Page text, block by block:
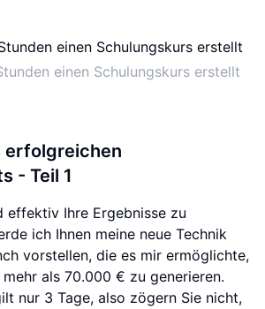
einen Schulungskurs erstellt
erfolgreichen
- Teil 1
effektiv Ihre Ergebnisse zu
ich Ihnen meine neue Technik
vorstellen, die es mir ermöglichte,
mehr als 70.000 € zu generieren.
nur 3 Tage, also zögern Sie nicht,